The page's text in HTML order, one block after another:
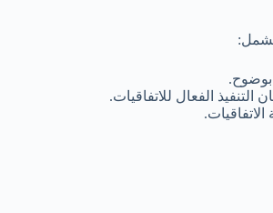
الفعال للاتفاقيات.